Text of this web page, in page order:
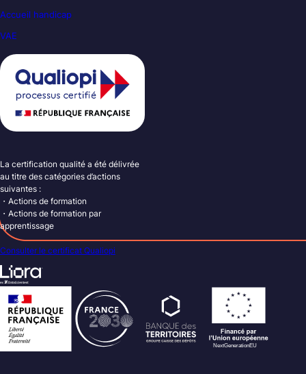
Accueil handicap
VAE
La certification qualité a été délivrée
au titre des catégories d’actions
suivantes :
・Actions de formation
・Actions de formation par
apprentissage
Consulter le certificat Qualiopi